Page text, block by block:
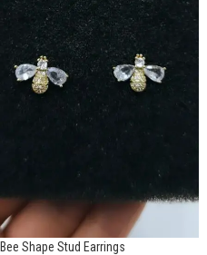
Bee Shape Stud Earrings